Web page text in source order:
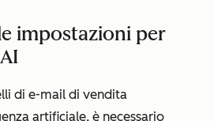
impostazioni per
di e-mail di vendita
artificiale, è necessario